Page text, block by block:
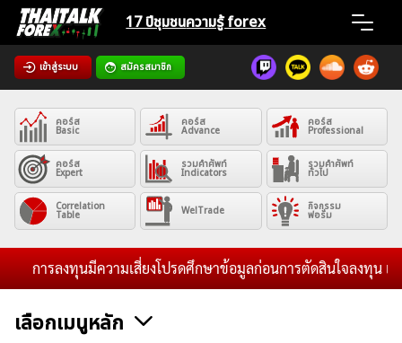
Skip
content
17 ปีชุมชนความรู้ forex
เข้าสู่ระบบ สมัครสมาชิก
Home
News
Articles
VPS Register
คอร์ส
Basic
คอร์ส
Advance
คอร์ส
Professional
คอร์ส
Expert
รวมคำศัพท์
Indicators
รวมคำศัพท์
ทั่วไป
Correlation
Table WelTrade กิจกรรม
ฟอรั่ม
การลงทุนมีความเสี่ยงโปรดศึกษาข้อมูลก่อนการตัดสินใจลงทุน และ
เลือกเมนูหลัก